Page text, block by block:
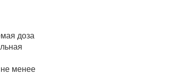
доза
менее